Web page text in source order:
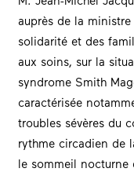
auprès de la
solidarité et des
aux soins, sur la
syndrome Smith
caractérisée
troubles sévères du
rythme circadien de
le sommeil nocturne